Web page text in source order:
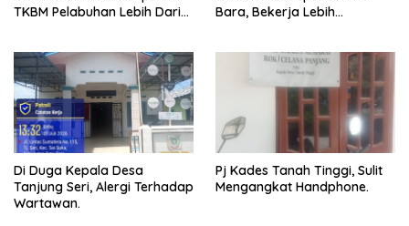
TKBM Pelabuhan Lebih Dari
Bara, Bekerja Lebih
Di Duga Kepala Desa
Tanjung Seri, Alergi Terhadap
Wartawan.
Pj Kades Tanah Tinggi, Sulit
Mengangkat Handphone.